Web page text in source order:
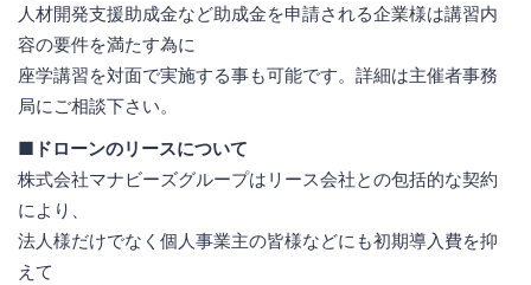
人材開発支援助成金など助成金を申請される企業様は講習内
容の要件を満たす為に
座学講習を対面で実施する事も可能です。詳細は主催者事務
局にご相談下さい。
■ドローンのリースについて
株式会社マナビーズグループはリース会社との包括的な契約
により、
法人様だけでなく個人事業主の皆様などにも初期導入費を抑
えて